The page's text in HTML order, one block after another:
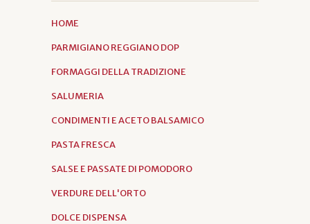
HOME
PARMIGIANO REGGIANO DOP
FORMAGGI DELLA TRADIZIONE
SALUMERIA
CONDIMENTI E ACETO BALSAMICO
PASTA FRESCA
SALSE E PASSATE DI POMODORO
VERDURE DELL'ORTO
DOLCE DISPENSA